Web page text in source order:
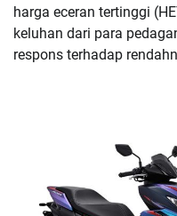
harga eceran tertinggi
keluhan dari para
respons terhadap